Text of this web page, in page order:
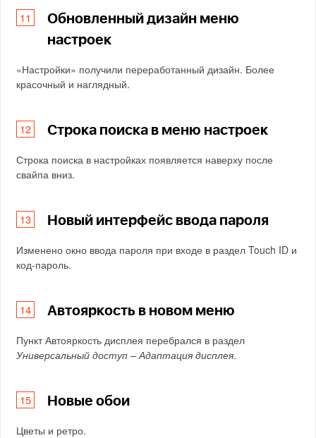
Обновленный дизайн меню
настроек
«Настройки» получили переработанный дизайн. Более
красочный и наглядный.
Строка поиска в меню настроек
Строка поиска в настройках появляется наверху после
свайпа вниз.
Новый интерфейс ввода пароля
Изменено окно ввода пароля при входе в раздел Touch ID и
код-пароль.
Автояркость в новом меню
Пункт Автояркость дисплея перебрался в раздел
Универсальный доступ – Адаптация дисплея.
Новые обои
Цветы и ретро.